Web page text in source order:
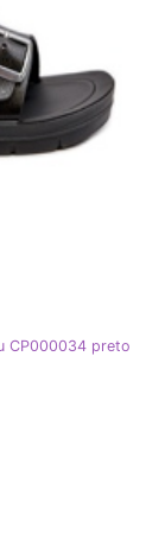
CP000034 preto